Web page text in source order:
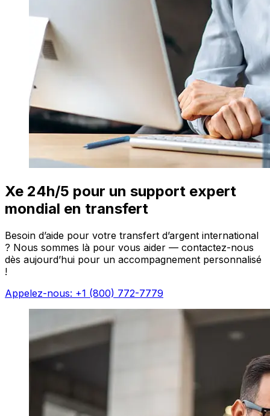
Xe 24h/5 pour un support expert
mondial en transfert
Besoin d’aide pour votre transfert d’argent international
? Nous sommes là pour vous aider — contactez-nous
dès aujourd’hui pour un accompagnement personnalisé
!
Appelez-nous: +1 (800) 772-7779